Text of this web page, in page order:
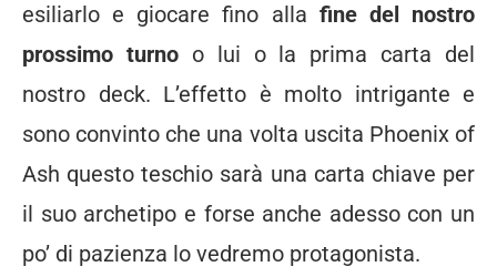
esiliarlo e giocare fino alla fine del nostro
prossimo turnoo lui o la prima carta del
nostro deck. L’effetto è molto intrigante e
sono convinto che una volta uscita Phoenix of
Ash questo teschio sarà una carta chiave per
il suo archetipo e forse anche adesso con un
po’ di pazienza lo vedremo protagonista.